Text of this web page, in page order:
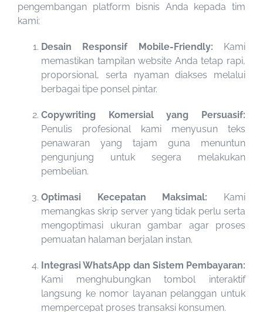
pengembangan platform bisnis Anda kepada tim
kami:
Desain Responsif Mobile-Friendly: Kami
memastikan tampilan website Anda tetap rapi,
proporsional, serta nyaman diakses melalui
berbagai tipe ponsel pintar.
Copywriting Komersial yang Persuasif:
Penulis profesional kami menyusun teks
penawaran yang tajam guna menuntun
pengunjung untuk segera melakukan
pembelian.
Optimasi Kecepatan Maksimal: Kami
memangkas skrip server yang tidak perlu serta
mengoptimasi ukuran gambar agar proses
pemuatan halaman berjalan instan.
Integrasi WhatsApp dan Sistem Pembayaran:
Kami menghubungkan tombol interaktif
langsung ke nomor layanan pelanggan untuk
mempercepat proses transaksi konsumen.